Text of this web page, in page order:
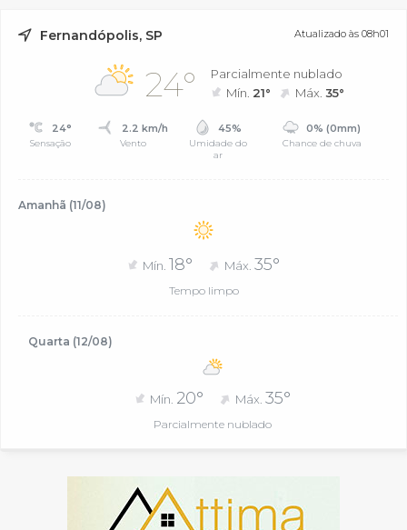
Fernandópolis, SP Atualizado às 08h01
24°
Parcialmente nublado
Mín. 21° Máx.35°
24°
Sensação
2.2 km/h
Vento
45%
Umidade do
ar
0% (0mm)
Chance de chuva
Amanhã (11/08)
Mín. 18° Máx. 35°
Tempo limpo
Quarta (12/08)
Mín. 20° Máx.35°
Parcialmente nublado